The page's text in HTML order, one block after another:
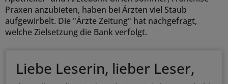
Praxen anzubieten, haben bei Ärzten viel Staub
aufgewirbelt. Die "Ärzte Zeitung" hat nachgefragt,
welche Zielsetzung die Bank verfolgt.
Liebe Leserin, lieber Leser,